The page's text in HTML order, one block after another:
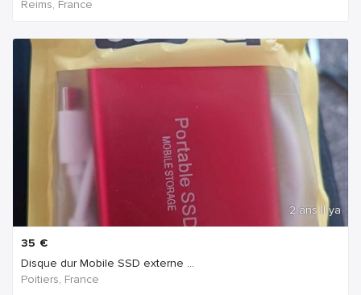
Reims, France
2 ans Il ya
35 €
Disque dur Mobile SSD externe ...
Poitiers, France